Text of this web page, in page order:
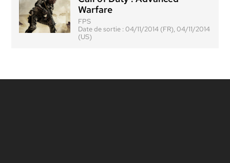
Warfare
FPS
Date de sortie :04/11/2014 (FR), 04/11/2014
(US)